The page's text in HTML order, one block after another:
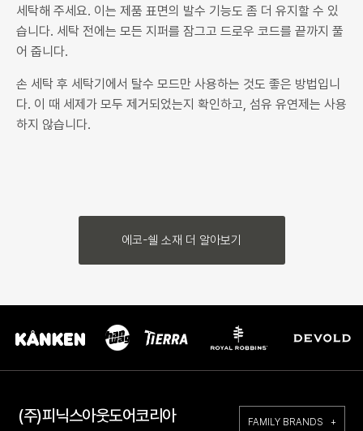
세탁해 주세요. 이는 제품 표면의 발수 기능도 좀 더 유지할 수 있
습니다. 세탁 전에는 모든 지퍼를 잠그고 드로우 코드를 끝까지 풀
어 줍니다.
손 세탁 후 세탁기에서 탈수 모드만 사용하는 것도 좋은 방법입니
다. 이 때 세제가 모두 제거되었는지 확인하고, 섬유 유연제는 사용
하지 않습니다.
에코-쉘 소재 더 알아보기
(주)피닉스아웃도어코리아 FAMILY BRANDS +